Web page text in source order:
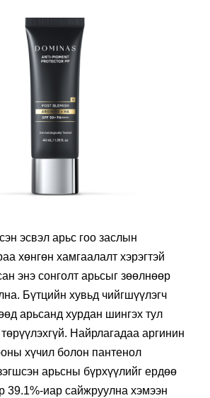
эсвэл арьс гоо заслын
хөнгөн хамгаалалт хэрэгтэй
энэ сонголт арьсыг зөөлнөөр
Бүтцийн хувьд чийгшүүлэгч
арьсанд хурдан шингэх тул
Найрлагадаа аргинин
хүчил болон пантенол
арьсны бүрхүүлийг ердөө
39.1%-иар сайжруулна хэмээн